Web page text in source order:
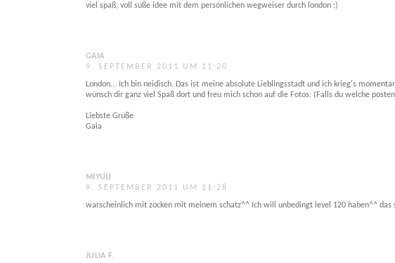
viel spaß, voll süße idee mit dem persönlichen wegweiser durch london :)
GAIA
9. SEPTEMBER 2011 UM 11:20
London... Ich bin neidisch. Das ist meine absolute Lieblingsstadt und ich krieg's
wünsch dir ganz viel Spaß dort und freu mich schon auf die Fotos. (Falls du welche
Liebste Grüße
Gaia
MIYUU
9. SEPTEMBER 2011 UM 11:28
warscheinlich mit zocken mit meinem schatz^^ Ich will unbedingt level 120 haben^^ das
JULIA F.